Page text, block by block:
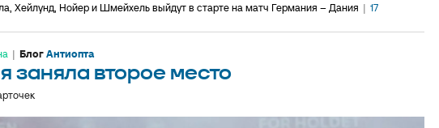
Хейлунд, Нойер и Шмейхель выйдут в старте на матч Германия – Дания | 17
| БлогАнтиопта
заняла второе место